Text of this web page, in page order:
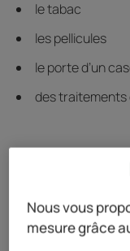
le tabac
les pellicules
le porte d’un
des traitements
Nous vous
mesure grâce